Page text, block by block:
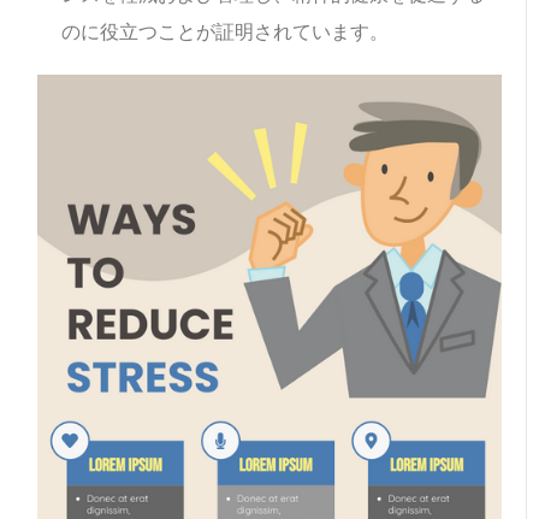
のに役立つことが証明されています。